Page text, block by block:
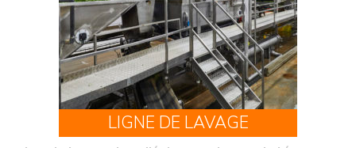
LIGNE DE LAVAGE